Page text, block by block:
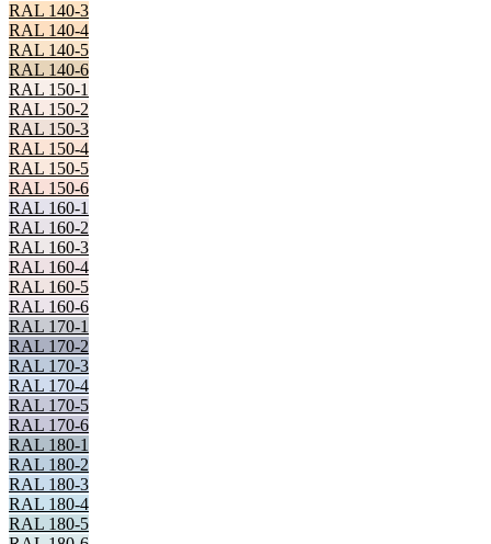
RAL 140-3
RAL 140-4
RAL 140-5
RAL 140-6
RAL 150-1
RAL 150-2
RAL 150-3
RAL 150-4
RAL 150-5
RAL 150-6
RAL 160-1
RAL 160-2
RAL 160-3
RAL 160-4
RAL 160-5
RAL 160-6
RAL 170-1
RAL 170-2
RAL 170-3
RAL 170-4
RAL 170-5
RAL 170-6
RAL 180-1
RAL 180-2
RAL 180-3
RAL 180-4
RAL 180-5